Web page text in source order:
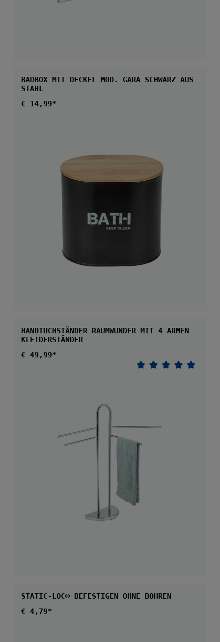
BADBOX MIT DECKEL MOD. GARA SCHWARZ AUS
STAHL
Regulärer Preis:
€ 14,99*
HANDTUCHSTÄNDER RAUMWUNDER MIT 4 ARMEN
KLEIDERSTÄNDER
Regulärer Preis:
€ 49,99*
STATIC-LOC® BEFESTIGEN OHNE BOHREN
Regulärer Preis:
€ 4,79*